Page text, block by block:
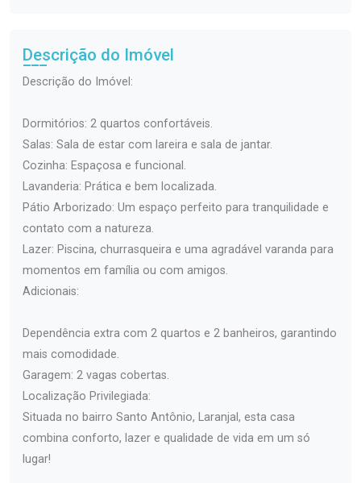
Descrição do Imóvel
Descrição do Imóvel:
Dormitórios: 2 quartos confortáveis.
Salas: Sala de estar com lareira e sala de jantar.
Cozinha: Espaçosa e funcional.
Lavanderia: Prática e bem localizada.
Pátio Arborizado: Um espaço perfeito para tranquilidade e
contato com a natureza.
Lazer: Piscina, churrasqueira e uma agradável varanda para
momentos em família ou com amigos.
Adicionais:
Dependência extra com 2 quartos e 2 banheiros, garantindo
mais comodidade.
Garagem: 2 vagas cobertas.
Localização Privilegiada:
Situada no bairro Santo Antônio, Laranjal, esta casa
combina conforto, lazer e qualidade de vida em um só
lugar!